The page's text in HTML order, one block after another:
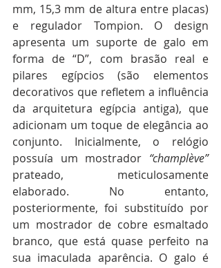
mm, 15,3 mm de altura entre placas)
e regulador Tompion. O design
apresenta um suporte de galo em
forma de “D”, com brasão real e
pilares egípcios (são elementos
decorativos que refletem a influência
da arquitetura egípcia antiga), que
adicionam um toque de elegância ao
conjunto. Inicialmente, o relógio
possuía um mostrador “champlève”
prateado, meticulosamente
elaborado. No entanto,
posteriormente, foi substituído por
um mostrador de cobre esmaltado
branco, que está quase perfeito na
sua imaculada aparência. O galo é